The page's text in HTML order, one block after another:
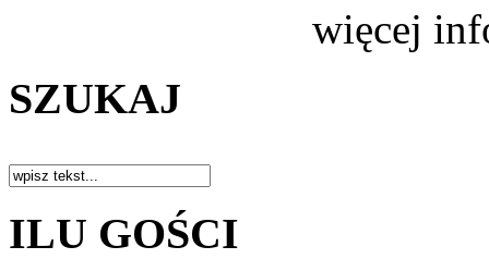
więcej
SZUKAJ
ILU GOŚCI